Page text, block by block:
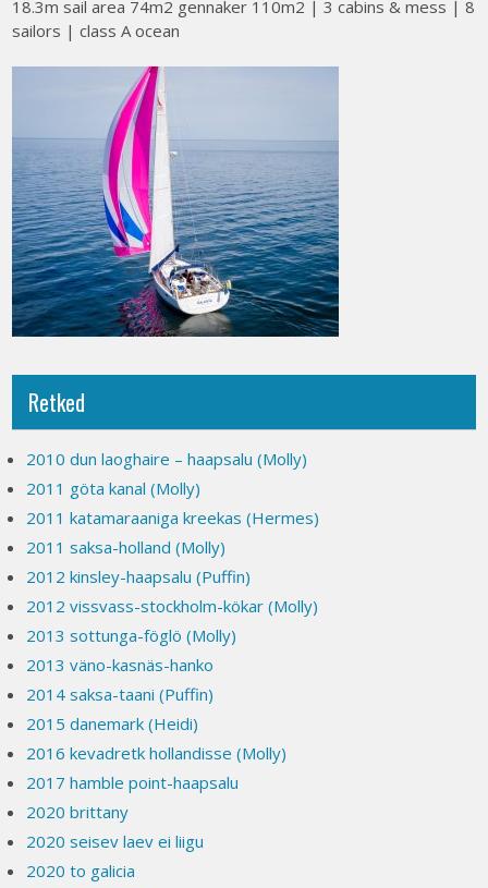
18.3m sail area 74m2 gennaker 110m2 | 3 cabins & mess | 8
sailors | class A ocean
Retked
2010 dun laoghaire – haapsalu (Molly)
2011 göta kanal (Molly)
2011 katamaraaniga kreekas (Hermes)
2011 saksa-holland (Molly)
2012 kinsley-haapsalu (Puffin)
2012 vissvass-stockholm-kökar (Molly)
2013 sottunga-föglö (Molly)
2013 väno-kasnäs-hanko
2014 saksa-taani (Puffin)
2015 danemark (Heidi)
2016 kevadretk hollandisse (Molly)
2017 hamble point-haapsalu
2020 brittany
2020 seisev laev ei liigu
2020 to galicia